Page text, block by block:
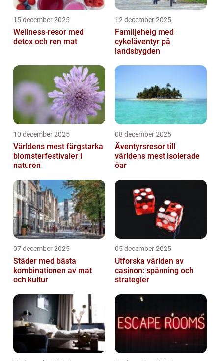
15 december 2025
Wellness-resor med
detox och ren mat
12 december 2025
Familjehelg med
cykeläventyr på
landsbygden
10 december 2025
Världens mest färgstarka
blomsterfestivaler i
naturen
08 december 2025
Äventyrsresor till
världens mest isolerade
öar
07 december 2025
Städer med bästa
kombinationen av mat
och kultur
05 december 2025
Utforska världen av
casinon: spänning och
strategier